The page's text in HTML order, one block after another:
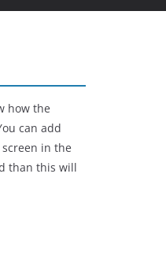
how the
can add
in the
than this will